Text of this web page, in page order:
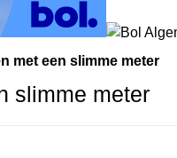
met een slimme meter
slimme meter